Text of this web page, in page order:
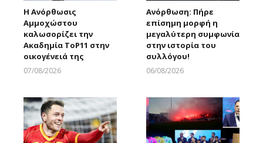
Η Ανόρθωσις
Αμμοχώστου
καλωσορίζει την
Ακαδημία ToP11 στην
οικογένειά της
07/08/2026
Ανόρθωση: Πήρε
επίσημη μορφή η
μεγαλύτερη συμφωνία
στην ιστορία του
συλλόγου!
06/08/2026